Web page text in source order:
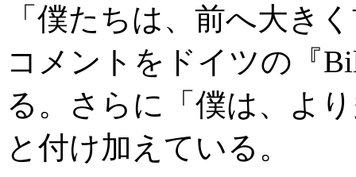
「僕たちは、前へ大き
コメントをドイツの『
る。さらに「僕は、よ
と付け加えている。